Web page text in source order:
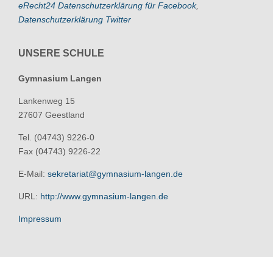
eRecht24 Datenschutzerklärung für Facebook,
Datenschutzerklärung Twitter
UNSERE SCHULE
Gymnasium Langen
Lankenweg 15
27607 Geestland
Tel. (04743) 9226-0
Fax (04743) 9226-22
E-Mail: sekretariat@gymnasium-langen.de
URL: http://www.gymnasium-langen.de
Impressum